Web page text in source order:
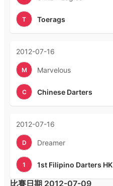
T Toerags
2012-07-16
M Marvelous
C Chinese Darters
2012-07-16
D Dreamer
1 1st Filipino Darters HK
比賽日期 2012-07-09